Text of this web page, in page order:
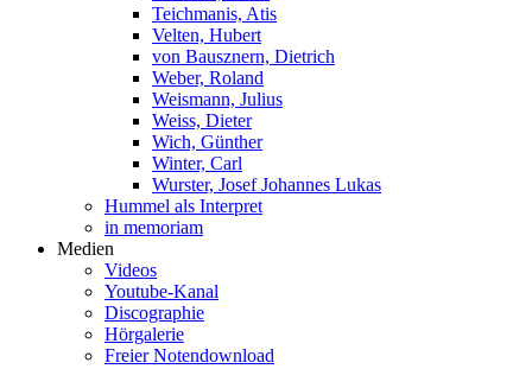
Teichmanis, Atis
Velten, Hubert
von Bausznern, Dietrich
Weber, Roland
Weismann, Julius
Weiss, Dieter
Wich, Günther
Winter, Carl
Wurster, Josef Johannes Lukas
Hummel als Interpret
in memoriam
Medien
Videos
Youtube-Kanal
Discographie
Hörgalerie
Freier Notendownload